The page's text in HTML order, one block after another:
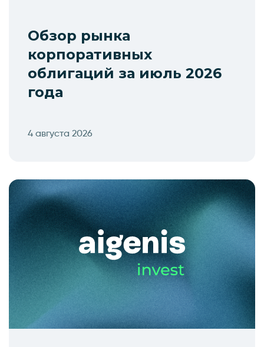
Обзор рынка
корпоративных
облигаций за июль 2026
года
4 августа 2026